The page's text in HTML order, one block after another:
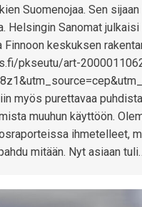
Suomenojaa. Sen
Helsingin Sanomat julkaisi
Finnoon keskuksen
pkseutu/art-
myös purettavaa
muuhun käyttöön.
ihmetelleet,
mitään. Nyt asiaan